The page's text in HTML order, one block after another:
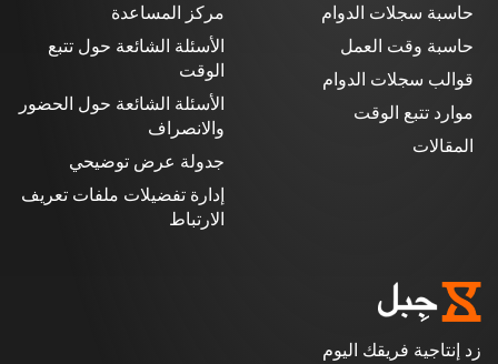
حاسبة سجلات الدوام
حاسبة وقت العمل
قوالب سجلات الدوام
موارد تتبع الوقت
المقالات
مركز المساعدة
الأسئلة الشائعة حول تتبع
الوقت
الأسئلة الشائعة حول الحضور
والانصراف
جدولة عرض توضيحي
إدارة تفضيلات ملفات تعريف
الارتباط
زد إنتاجية فريقك اليوم